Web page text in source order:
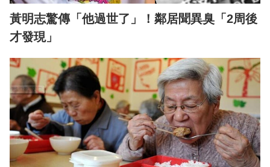
黃明志驚傳「他過世了」！鄰居聞異臭「2周後
才發現」